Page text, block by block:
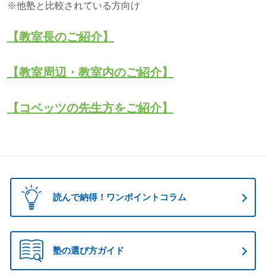
※他塾と比較されている方向け
【教室長のご紹介】
【教室周辺・教室内のご紹介】
【コベッツの先生方をご紹介】
読んで納得！ワンポイントコラム
塾の選び方ガイド